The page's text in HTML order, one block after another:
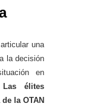
una
la decisión
en
Las élites
la OTAN